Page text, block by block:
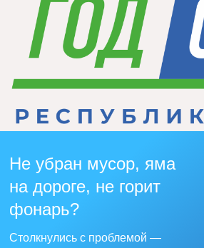
Не убран мусор, яма
на дороге, не горит
фонарь?
Столкнулись с проблемой —